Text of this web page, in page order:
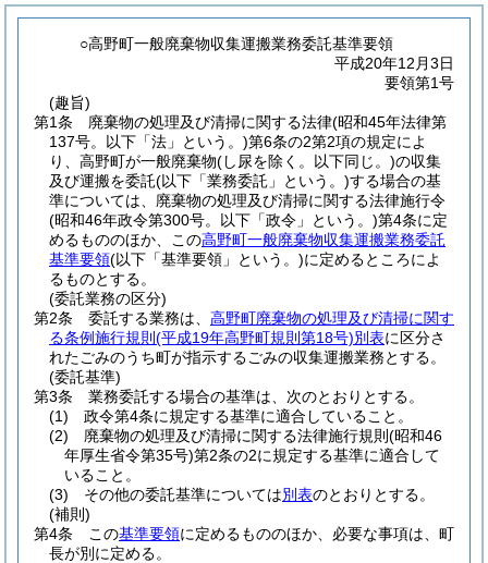
○高野町一般廃棄物収集運搬業務委託基準要領
平成20年12月3日
要領第1号
(趣旨)
第1条
廃棄物の処理及び清掃に関する法律(昭和45年法律第
137号。以下「法」という。)第6条の2第2項の規定によ
り、高野町が一般廃棄物(し尿を除く。以下同じ。)の収集
及び運搬を委託(以下「業務委託」という。)する場合の基
準については、廃棄物の処理及び清掃に関する法律施行令
(昭和46年政令第300号。以下「政令」という。)第4条に定
めるもののほか、この高野町一般廃棄物収集運搬業務委託
基準要領(以下「基準要領」という。)に定めるところによ
るものとする。
(委託業務の区分)
第2条
委託する業務は、 高野町廃棄物の処理及び清掃に関す
る条例施行規則 (平成19年高野町規則第18号)別表に区分さ
れたごみのうち町が指示するごみの収集運搬業務とする。
(委託基準)
第3条
業務委託する場合の基準は、次のとおりとする。
(1)
政令第4条に規定する基準に適合していること。
(2)
廃棄物の処理及び清掃に関する法律施行規則 (昭和46
年厚生省令第35号)第2条の2に規定する基準に適合して
いること。
(3)
その他の委託基準については別表のとおりとする。
(補則)
第4条
この基準要領に定めるもののほか、必要な事項は、町
長が別に定める。